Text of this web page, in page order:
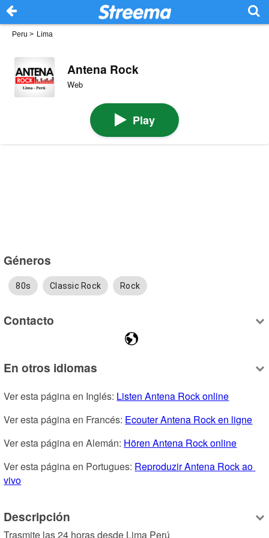
Peru > Lima
Antena Rock
Web
Play
Géneros
80s Classic Rock Rock
Contacto
En otros idiomas
Ver esta página en Inglés: Listen Antena Rock online
Ver esta página en Francés: Ecouter Antena Rock en ligne
Ver esta página en Alemán: Hören Antena Rock online
Ver esta página en Portugues: Reproduzir Antena Rock ao
vivo
Descripción
Trasmite las 24 horas desde Lima Perú